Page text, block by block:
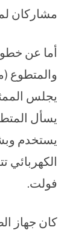
مشاركان
أما عن
والمتطوع
يجلس
يسأل
يستخدم
فولت.
كان جهاز